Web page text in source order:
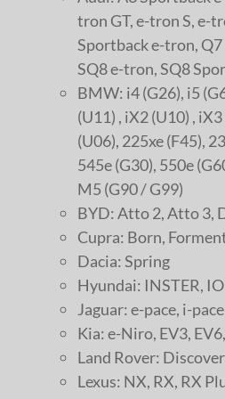
tron GT, e-tron S, e-
Sportback e-tron, Q7
SQ8 e-tron, SQ8
BMW: i4 (G26), i5
(U11) , iX2 (U10) ,
(U06), 225xe (F45),
545e (G30), 550e
M5 (G90 / G99)
BYD: Atto 2, Atto 3,
Cupra: Born,
Dacia: Spring
Hyundai: INSTER,
Jaguar: e-pace, i-
Kia: e-Niro, EV3,
Land Rover:
Lexus: NX, RX, RX